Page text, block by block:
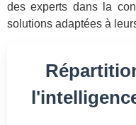
des experts dans la
solutions adaptées à